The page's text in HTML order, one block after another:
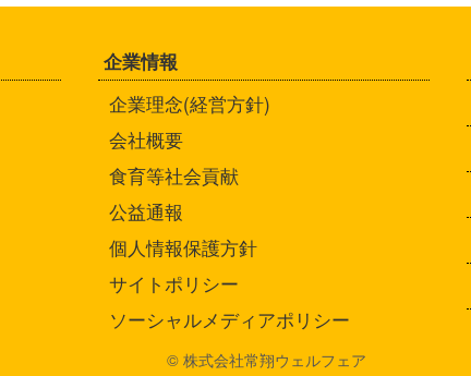
企業情報
企業理念(経営方針)
会社概要
食育等社会貢献
公益通報
個人情報保護方針
サイトポリシー
ソーシャルメディアポリシー
© 株式会社常翔ウェルフェア